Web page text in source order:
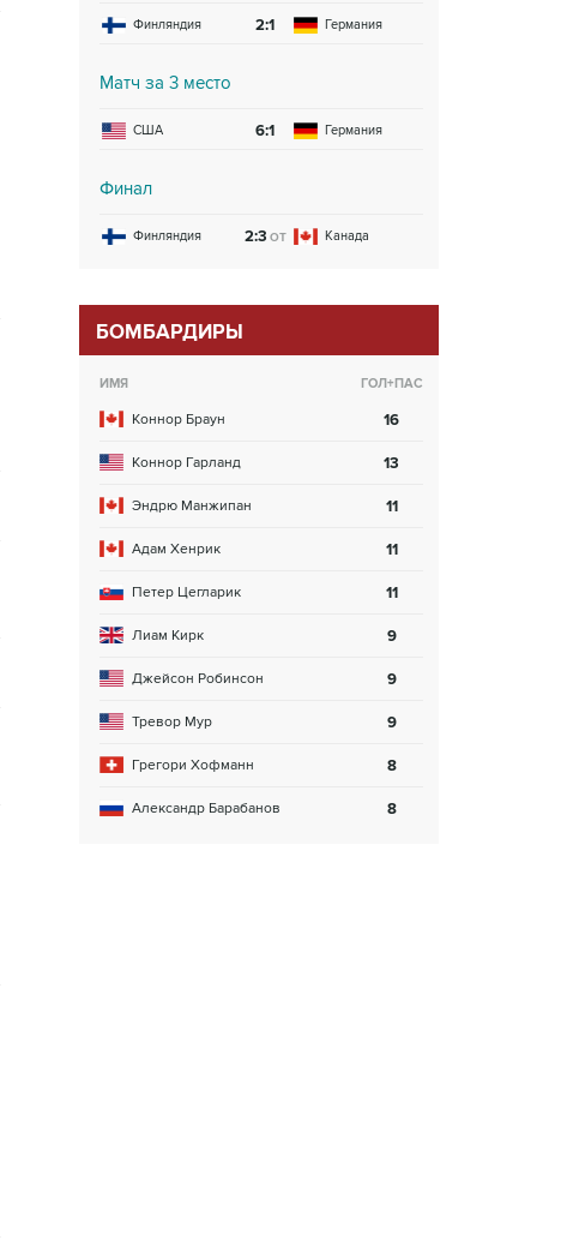
Финляндия 2:1 Германия
Матч за 3 место
США 6:1 Германия
Финал
Финляндия 2:3 ОТ Канада
БОМБАРДИРЫ
ИМЯ ГОЛ+ПАС
Коннор Браун 16
Коннор Гарланд 13
Эндрю Манжипан 11
Адам Хенрик 11
Петер Цегларик 11
Лиам Кирк 9
Джейсон Робинсон 9
Тревор Мур 9
Грегори Хофманн 8
Александр Барабанов 8